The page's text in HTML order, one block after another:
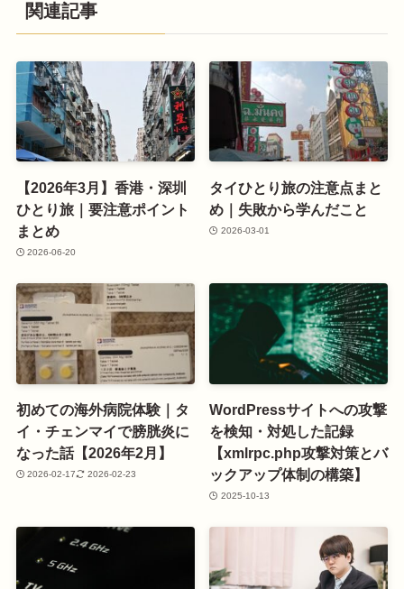
関連記事
【2026年3月】香港・深圳
ひとり旅｜要注意ポイント
まとめ
2026-06-20
タイひとり旅の注意点まと
め｜失敗から学んだこと
2026-03-01
初めての海外病院体験｜タ
イ・チェンマイで膀胱炎に
なった話【2026年2月】
2026-02-17 2026-02-23
WordPressサイトへの攻撃
を検知・対処した記録
【xmlrpc.php攻撃対策とバ
ックアップ体制の構築】
2025-10-13